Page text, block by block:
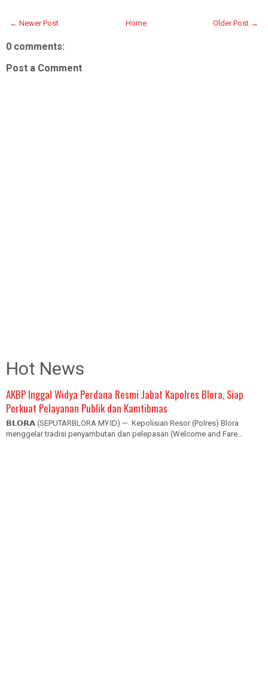
← Newer Post Older Post →
Home
0 comments:
Post a Comment
Hot News
AKBP Inggal Widya Perdana Resmi Jabat Kapolres Blora, Siap
Perkuat Pelayanan Publik dan Kamtibmas
𝗕𝗟𝗢𝗥𝗔 (SEPUTARBLORA.MY.ID) — Kepolisian Resor (Polres) Blora
menggelar tradisi penyambutan dan pelepasan (Welcome and Fare...